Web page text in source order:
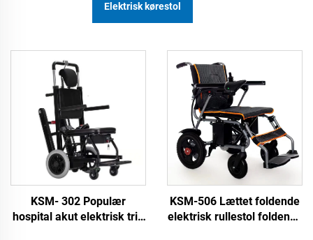
Elektrisk kørestol
KSM- 302 Populær
hospital akut elektrisk trin
KSM-506 Lættet foldende
elektrisk rullestol foldende